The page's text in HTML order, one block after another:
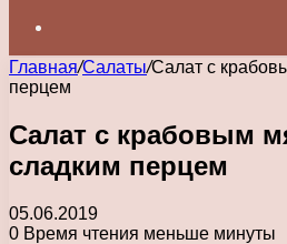
Главная/Салаты/Салат с
перцем
Салат с крабовым
сладким перцем
05.06.2019
0 Время чтения меньше минуты